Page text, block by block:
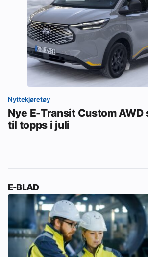
Nyttekjøretøy
Nye E-Transit Custom AWD
til topps i juli
E-BLAD